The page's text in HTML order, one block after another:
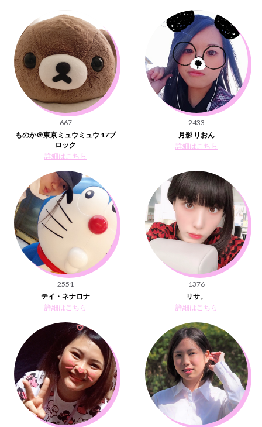
667
ものか＠東京ミュウミュウ 17ブ
ロック
詳細はこちら
2433
月影 りおん
詳細はこちら
2551
テイ・ネナロナ
詳細はこちら
1376
リサ。
詳細はこちら